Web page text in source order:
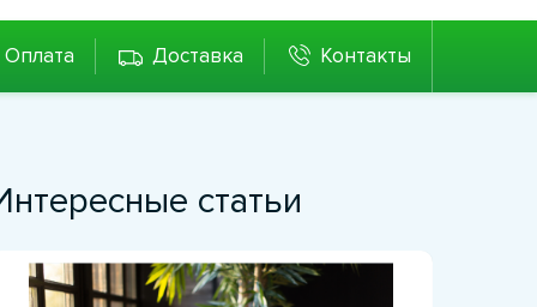
Оплата Доставка Контакты
статьи